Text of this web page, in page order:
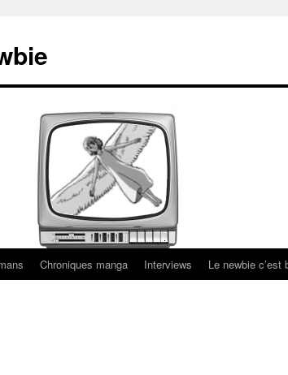
Chroniques manga Interviews Le newbie c’est